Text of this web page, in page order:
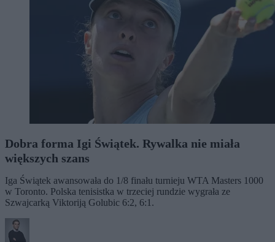
Dobra forma Igi Świątek. Rywalka nie miała
większych szans
Iga Świątek awansowała do 1/8 finału turnieju WTA Masters 1000
w Toronto. Polska tenisistka w trzeciej rundzie wygrała ze
Szwajcarką Viktoriją Golubic 6:2, 6:1.